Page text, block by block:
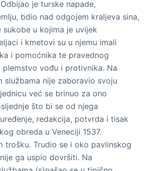
je turske napade,
bdio nad odgojem kraljeva sina,
u kojima je uvijek
i kmetovi su u njemu imali
i pomoćnika te pravednog
plemstvo vođu i protivnika. Na
službama nije zaboravio svoju
već se brinuo za ono
što bi se od njega
redakcija, potvrda i tisak
obreda u Veneciji 1537.
trošku. Trudio se i oko pavlinskog
ga uspio dovršiti. Na